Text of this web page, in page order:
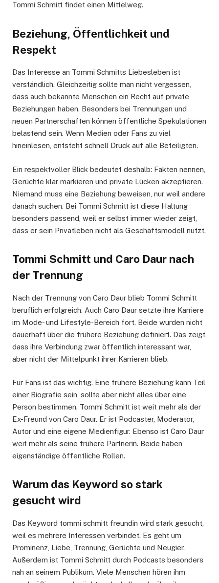
Tommi Schmitt findet einen Mittelweg.
Beziehung, Öffentlichkeit und
Respekt
Das Interesse an Tommi Schmitts Liebesleben ist
verständlich. Gleichzeitig sollte man nicht vergessen,
dass auch bekannte Menschen ein Recht auf private
Beziehungen haben. Besonders bei Trennungen und
neuen Partnerschaften können öffentliche Spekulationen
belastend sein. Wenn Medien oder Fans zu viel
hineinlesen, entsteht schnell Druck auf alle Beteiligten.
Ein respektvoller Blick bedeutet deshalb: Fakten nennen,
Gerüchte klar markieren und private Lücken akzeptieren.
Niemand muss eine Beziehung beweisen, nur weil andere
danach suchen. Bei Tommi Schmitt ist diese Haltung
besonders passend, weil er selbst immer wieder zeigt,
dass er sein Privatleben nicht als Geschäftsmodell nutzt.
Tommi Schmitt und Caro Daur nach
der Trennung
Nach der Trennung von Caro Daur blieb Tommi Schmitt
beruflich erfolgreich. Auch Caro Daur setzte ihre Karriere
im Mode- und Lifestyle-Bereich fort. Beide wurden nicht
dauerhaft über die frühere Beziehung definiert. Das zeigt,
dass ihre Verbindung zwar öffentlich interessant war,
aber nicht der Mittelpunkt ihrer Karrieren blieb.
Für Fans ist das wichtig. Eine frühere Beziehung kann Teil
einer Biografie sein, sollte aber nicht alles über eine
Person bestimmen. Tommi Schmitt ist weit mehr als der
Ex-Freund von Caro Daur. Er ist Podcaster, Moderator,
Autor und eine eigene Medienfigur. Ebenso ist Caro Daur
weit mehr als seine frühere Partnerin. Beide haben
eigenständige öffentliche Rollen.
Warum das Keyword so stark
gesucht wird
Das Keyword tommi schmitt freundin wird stark gesucht,
weil es mehrere Interessen verbindet. Es geht um
Prominenz, Liebe, Trennung, Gerüchte und Neugier.
Außerdem ist Tommi Schmitt durch Podcasts besonders
nah an seinem Publikum. Viele Menschen hören ihm